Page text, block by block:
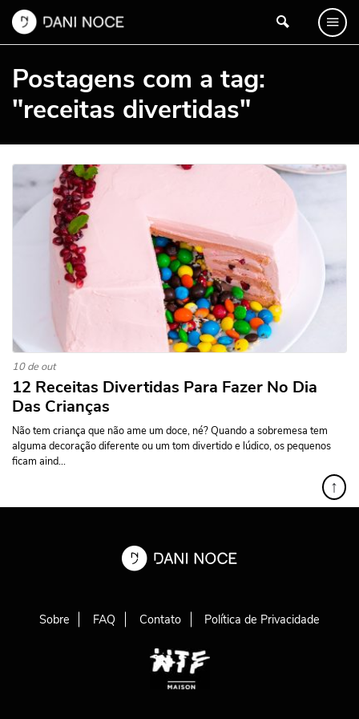
Postagens com a tag:
"receitas divertidas"
10 de out
12 Receitas Divertidas Para Fazer No Dia
Das Crianças
Não tem criança que não ame um doce, né? Quando a sobremesa tem
alguma decoração diferente ou um tom divertido e lúdico, os pequenos
ficam aind...
↑
Sobre FAQ Contato Política de Privacidade